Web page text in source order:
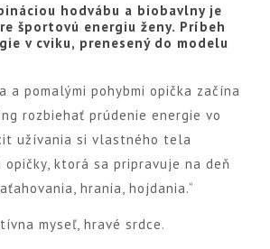
hodvábu a biobavlny je
športovú energiu ženy. Príbeh
v cviku, prenesený do modelu
a pomalými pohybmi opička začína
rozbiehať prúdenie energie vo
užívania si vlastného tela
opičky, ktorá sa pripravuje na deň
hrania, hojdania.“
myseľ, hravé srdce.